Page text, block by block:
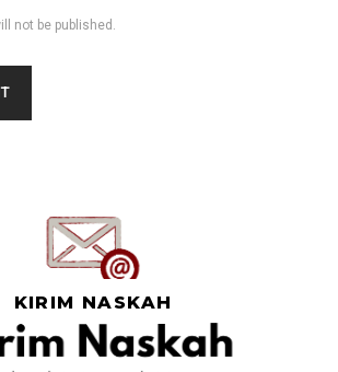
not be published.
KIRIM NASKAH